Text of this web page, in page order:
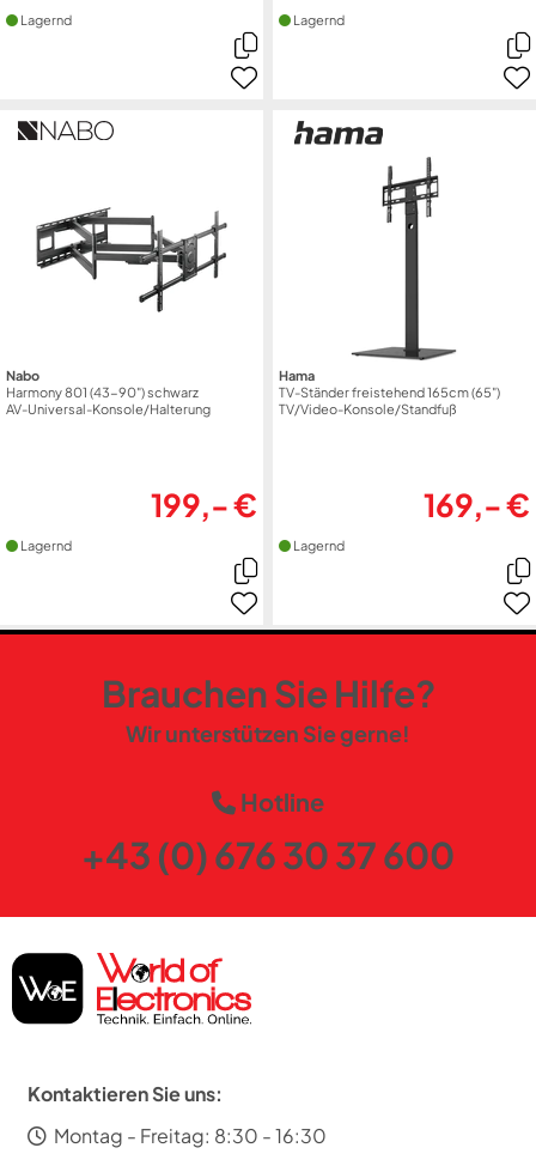
Lagernd Lagernd
Nabo
Harmony 801 (43-90") schwarz
AV-Universal-Konsole/Halterung
199,- €
Lagernd
Hama
TV-Ständer freistehend 165cm (65")
TV/Video-Konsole/Standfuß
169,- €
Lagernd
Brauchen Sie Hilfe?
Wir unterstützen Sie gerne!
Hotline
+43 (0) 676 30 37 600
Kontaktieren Sie uns:
Montag - Freitag: 8:30 - 16:30